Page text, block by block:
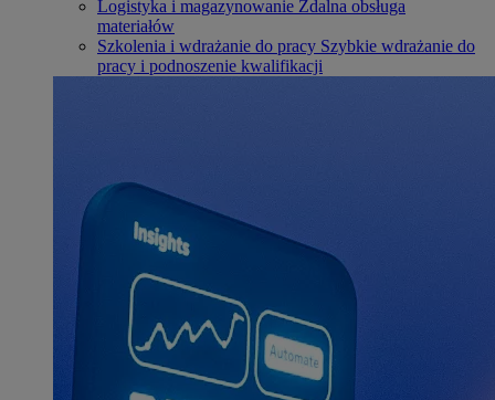
Logistyka i magazynowanie Zdalna obsługa
materiałów
Szkolenia i wdrażanie do pracy Szybkie wdrażanie do
pracy i podnoszenie kwalifikacji